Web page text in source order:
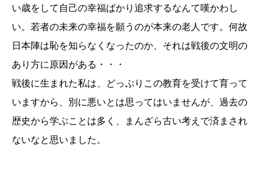
い歳をして自己の幸福ばかり追求するなんて嘆かわし
い。若者の未来の幸福を願うのが本来の老人です。何故
日本陣は恥を知らなくなったのか、それは戦後の文明の
あり方に原因がある・・・
戦後に生まれた私は、どっぷりこの教育を受けて育って
いますから、別に悪いとは思ってはいませんが、過去の
歴史から学ぶことは多く、まんざら古い考えで済まされ
ないなと思いました。